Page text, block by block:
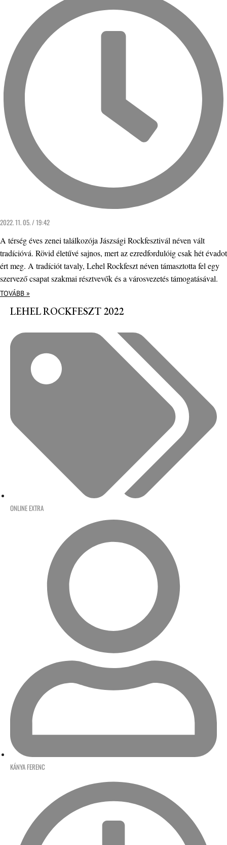
2022. 11. 05. / 19:42
A térség éves zenei találkozója Jászsági Rockfesztivál néven vált
tradícióvá. Rövid életűvé sajnos, mert az ezredfordulóig csak hét évadot
ért meg. A tradíciót tavaly, Lehel Rockfeszt néven támasztotta fel egy
szervező csapat szakmai résztvevők és a városvezetés támogatásával.
TOVÁBB »
LEHEL ROCKFESZT 2022
ONLINE EXTRA
KÁNYA FERENC